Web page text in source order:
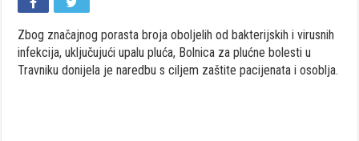
Zbog značajnog porasta broja oboljelih od bakterijskih i virusnih
infekcija, uključujući upalu pluća, Bolnica za plućne bolesti u
Travniku donijela je naredbu s ciljem zaštite pacijenata i osoblja.